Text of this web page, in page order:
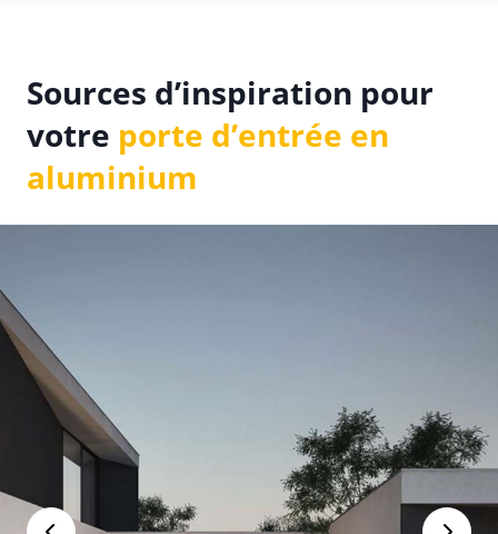
Sources d’inspiration pour
votre porte d’entrée en
aluminium